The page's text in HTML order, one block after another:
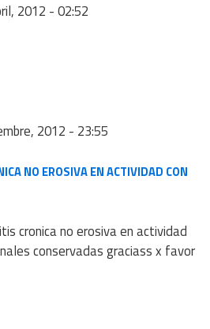
2012 - 02:52
2012 - 23:55
NO EROSIVA EN ACTIVIDAD CON
cronica no erosiva en actividad
conservadas graciass x favor